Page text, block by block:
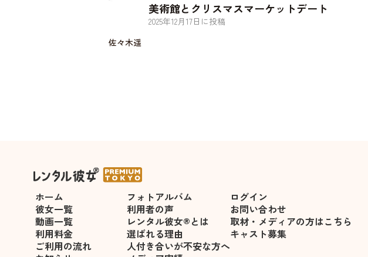
佐々木遥
美術館とクリスマスマーケットデート
2025年12月 17日に投稿
ホーム
彼女一覧
動画一覧
利用料金
ご利用の流れ
フォトアルバム
利用者の声
レンタル彼女®とは
選ばれる理由
人付き合いが不安な方へ
ログイン
お問い合わせ
取材・メディアの方はこちら
キャスト募集